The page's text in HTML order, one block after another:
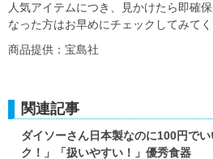
人気アイテムにつき、見かけたら即確
なった方はお早めにチェックしてみてく
商品提供：宝島社
関連記事
ダイソーさん日本製なのに100円で
ク！」「扱いやすい！」優秀食器